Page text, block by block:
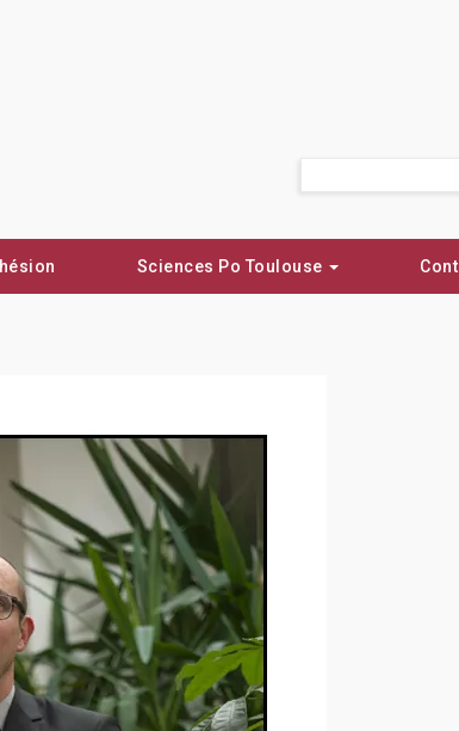
Sciences Po Toulouse